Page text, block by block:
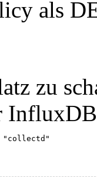
als
zu
"collectd"